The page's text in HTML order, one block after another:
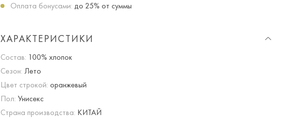
Оплата бонусами: до 25% от суммы
ХАРАКТЕРИСТИКИ
Состав: 100% хлопок
Сезон: Лето
Цвет строкой: оранжевый
Пол: Унисекс
Страна производства: КИТАЙ